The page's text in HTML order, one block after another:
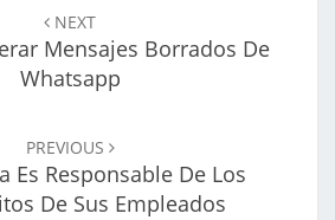
NEXT
Mensajes Borrados De
Whatsapp
PREVIOUS
Es Responsable De Los
De Sus Empleados